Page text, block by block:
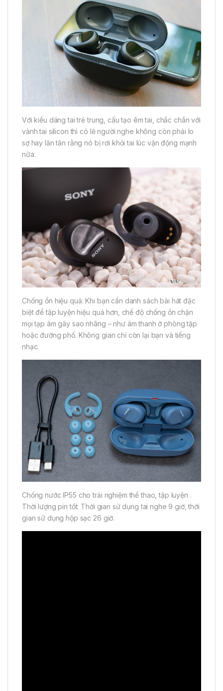
Với kiểu dáng tai trẻ trung, cấu tạo êm tai, chắc chắn với
vành tai silicon thì có lẽ người nghe không còn phải lo
sợ hay lăn tăn rằng nó bị rơi khỏi tai lúc vận động mạnh
nữa.
Chống ồn hiệu quả: Khi bạn cần danh sách bài hát đặc
biệt để tập luyện hiệu quả hơn, chế độ chống ồn chặn
mọi tạp âm gây sao nhãng – như âm thanh ở phòng tập
hoặc đường phố. Không gian chỉ còn lại bạn và tiếng
nhạc.
Chống nước IP55 cho trải nghiệm thể thao, tập luyện .
Thời lượng pin tốt: Thời gian sử dụng tai nghe 9 giờ, thời
gian sử dụng hộp sạc 26 giờ.